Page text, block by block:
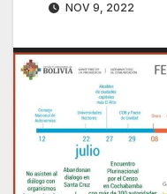
NOV 9, 2022